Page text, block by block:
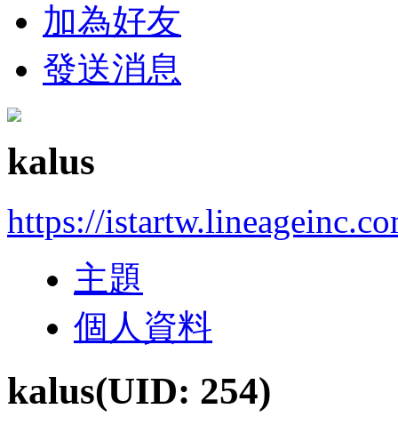
加為好友
發送消息
kalus
https://
主題
個人資料
kalus(UID: 254)